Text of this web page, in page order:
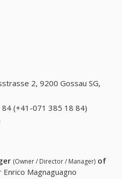
2, 9200 Gossau SG,
(+41-071 385 18 84)
(Owner / Director / Manager) of
Enrico Magnaguagno